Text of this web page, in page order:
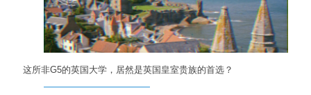
这所非G5的英国大学，居然是英国皇室贵族的首选？